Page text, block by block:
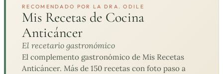
RECOMENDADO POR LA DRA. ODILE
Mis Recetas de Cocina
Anticáncer
El recetario gastronómico
El complemento gastronómico de Mis Recetas
Anticáncer. Más de 150 recetas con foto paso a